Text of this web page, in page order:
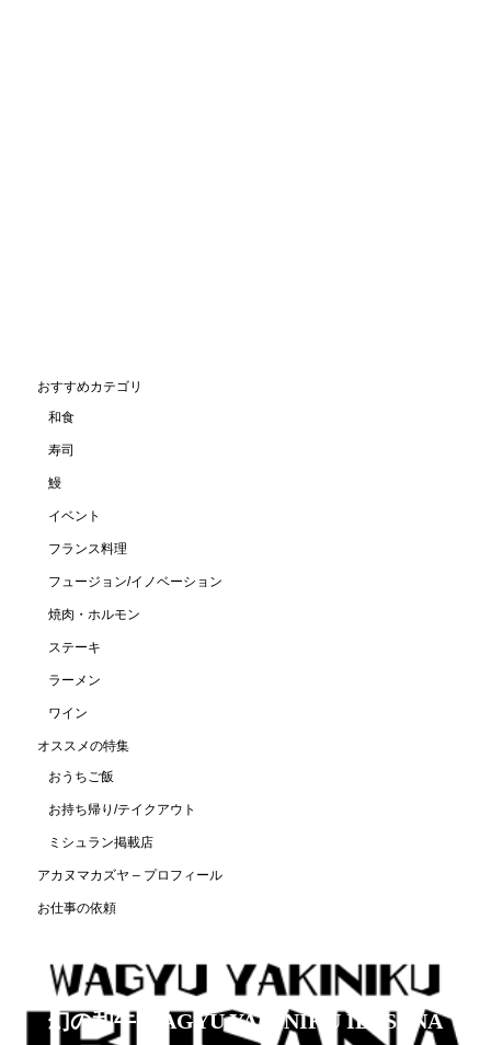
おすすめカテゴリ
和食
寿司
鰻
イベント
フランス料理
フュージョン/イノベーション
焼肉・ホルモン
ステーキ
ラーメン
ワイン
オススメの特集
おうちご飯
お持ち帰り/テイクアウト
ミシュラン掲載店
アカヌマカズヤ – プロフィール
お仕事の依頼
幻の和牛 WAGYU YAKINIKU IBUSANA